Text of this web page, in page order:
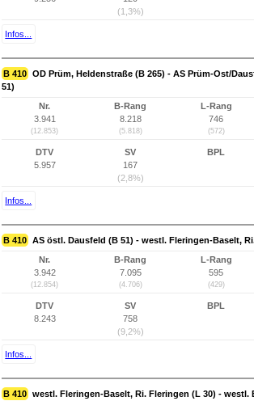
(1,3%)
Infos...
B 410 OD Prüm, Heldenstraße (B 265) - AS Prüm-Ost/
51)
Nr.
3.941
(12.853)
B-Rang
8.218
(5.818)
L-Rang
746
(572)
DTV
5.957
SV
167
(2,8%)
BPL
Infos...
B 410 AS östl. Dausfeld (B 51) - westl. Fleringen-Baselt,
Nr.
3.942
(12.854)
B-Rang
7.095
(4.706)
L-Rang
595
(429)
DTV
8.243
SV
758
(9,2%)
BPL
Infos...
B 410 westl. Fleringen-Baselt, Ri. Fleringen (L 30) - westl.